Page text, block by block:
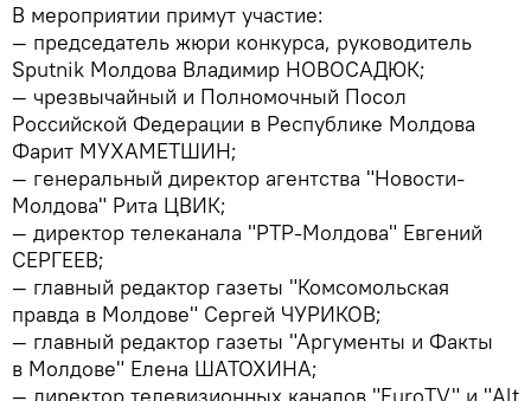
В мероприятии примут участие:
— председатель жюри конкурса, руководитель
Sputnik Молдова Владимир НОВОСАДЮК;
— чрезвычайный и Полномочный Посол
Российской Федерации в Республике Молдова
Фарит МУХАМЕТШИН;
— генеральный директор агентства "Новости-
Молдова" Рита ЦВИК;
— директор телеканала "РТР-Молдова" Евгений
СЕРГЕЕВ;
— главный редактор газеты "Комсомольская
правда в Молдове" Сергей ЧУРИКОВ;
— главный редактор газеты "Аргументы и Факты
в Молдове" Елена ШАТОХИНА;